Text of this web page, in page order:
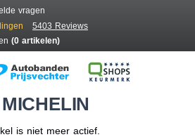
vragen
5403 Reviews
(0 artikelen)
is niet meer actief.